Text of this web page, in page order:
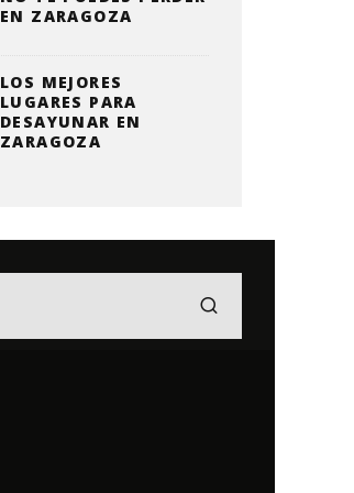
EN ZARAGOZA
LOS MEJORES
LUGARES PARA
DESAYUNAR EN
ZARAGOZA